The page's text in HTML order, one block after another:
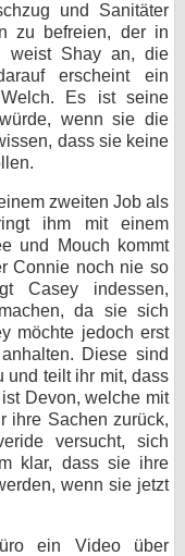
und Sanitäter
zu befreien, der in
weist Shay an, die
erscheint ein
Es ist seine
wenn sie die
dass sie keine
zweiten Job als
ihm mit einem
und Mouch kommt
Connie noch nie so
Casey indessen,
da sie sich
möchte jedoch erst
Diese sind
und teilt ihr mit, dass
Devon, welche mit
ihre Sachen zurück,
versucht, sich
klar, dass sie ihre
wenn sie jetzt
ein Video über